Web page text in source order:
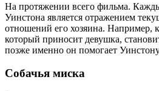
На протяжении всего фильма.
Уинстона является отражением
отношений его хозяина. Например,
который приносит девушка,
позже именно он помогает
Собачья миска